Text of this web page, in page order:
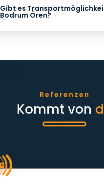
Gibt es
Bodrum Ören?
Referenzen
Kommt von